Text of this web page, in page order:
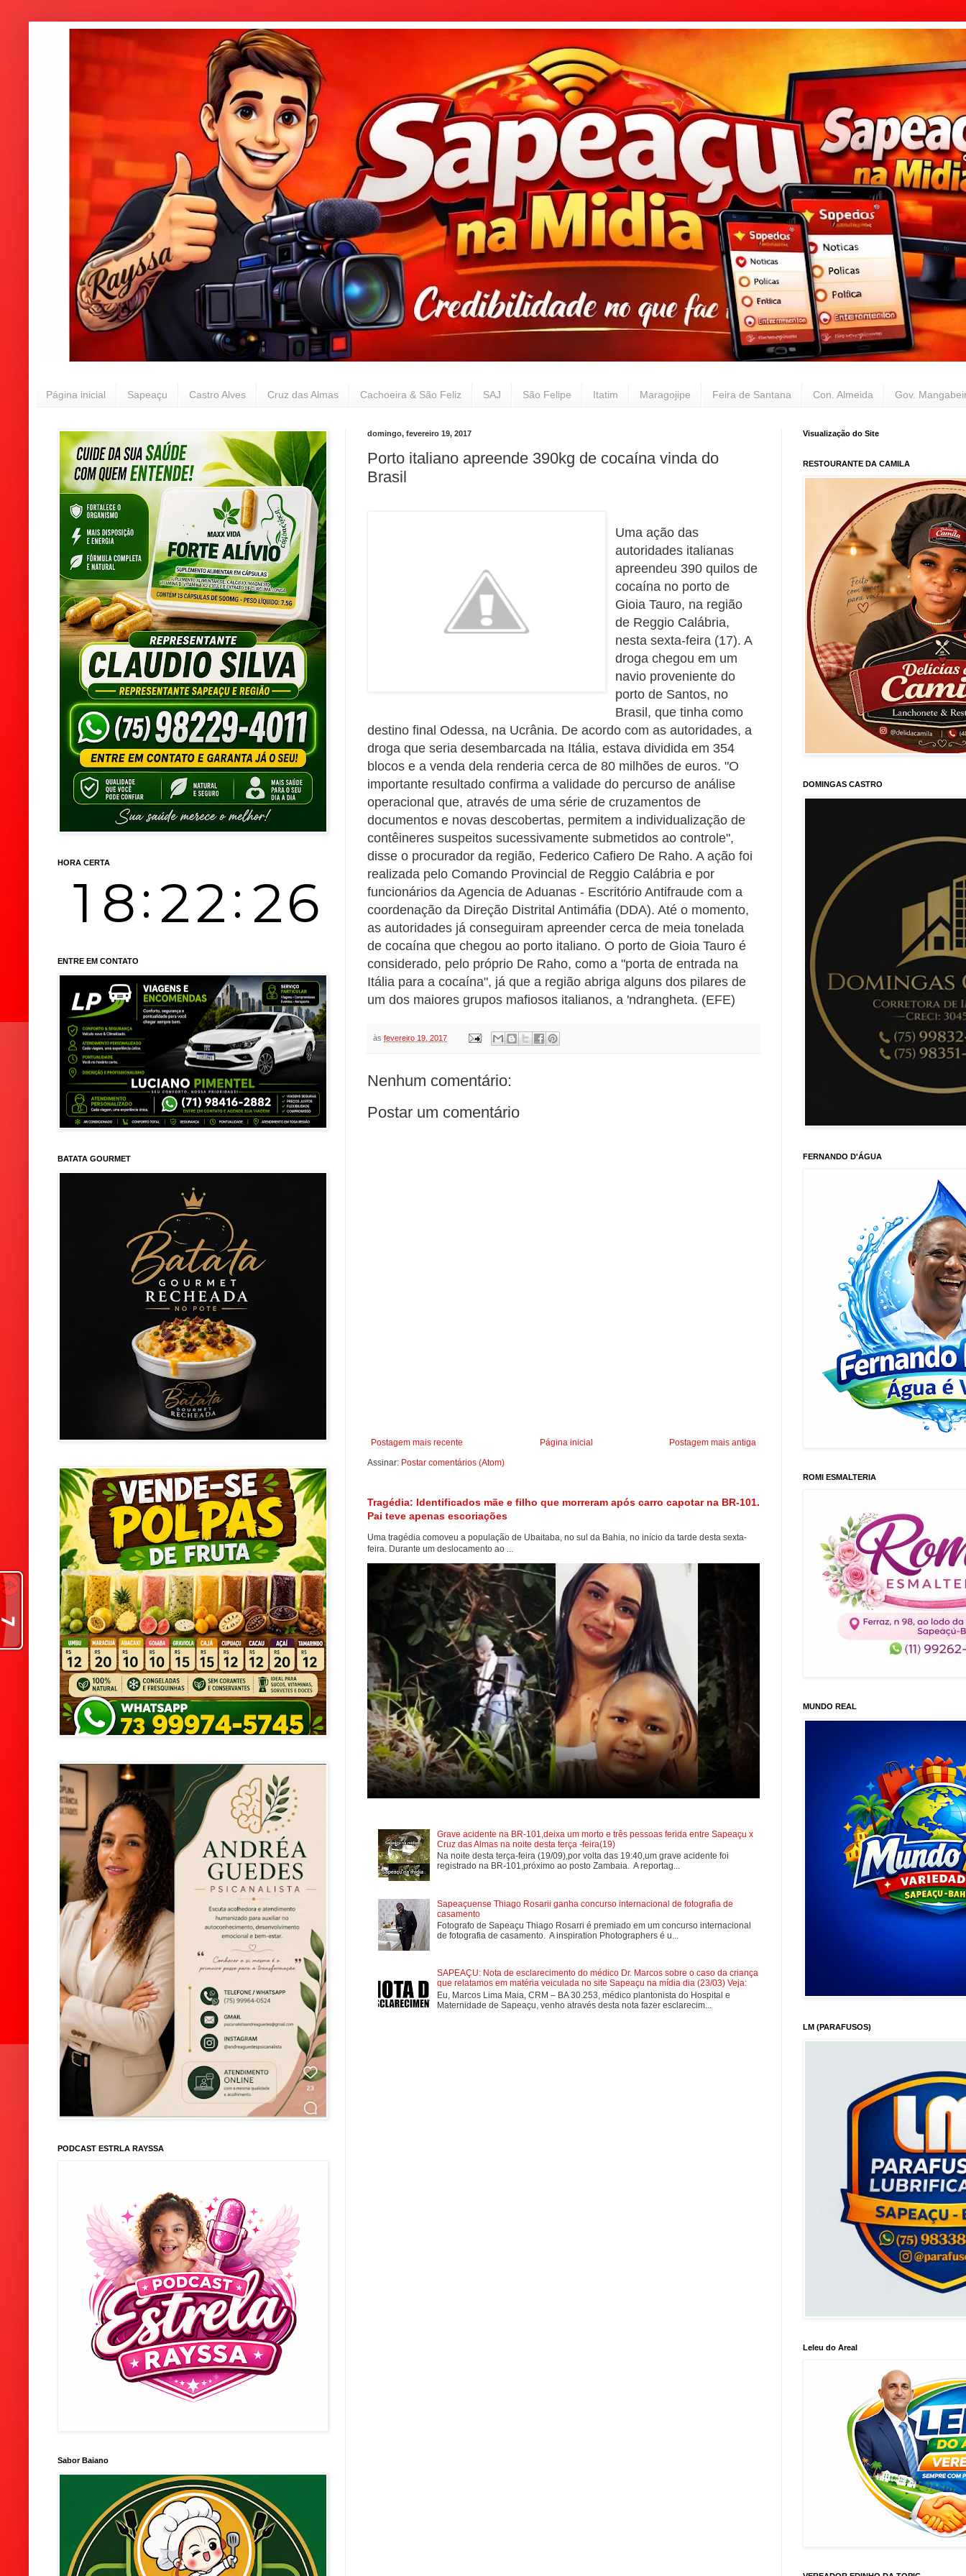
Página inicial Sapeaçu Castro Alves Cruz das Almas Cachoeira & São Feliz SAJ São Felipe Itatim Maragojipe Feira de Santana Con. Almeida Gov.
domingo, fevereiro 19, 2017
Porto italiano apreende 390kg de cocaína vinda do
Brasil
Uma ação das
autoridades italianas
apreendeu 390 quilos de
cocaína no porto de
Gioia Tauro, na região
de Reggio Calábria,
nesta sexta-feira (17). A
droga chegou em um
navio proveniente do
porto de Santos, no
Brasil, que tinha como
destino final Odessa, na Ucrânia. De acordo com as autoridades, a
droga que seria desembarcada na Itália, estava dividida em 354
blocos e a venda dela renderia cerca de 80 milhões de euros. "O
importante resultado confirma a validade do percurso de análise
operacional que, através de uma série de cruzamentos de
documentos e novas descobertas, permitem a individualização de
contêineres suspeitos sucessivamente submetidos ao controle",
disse o procurador da região, Federico Cafiero De Raho. A ação foi
realizada pelo Comando Provincial de Reggio Calábria e por
funcionários da Agencia de Aduanas - Escritório Antifraude com a
coordenação da Direção Distrital Antimáfia (DDA). Até o momento,
as autoridades já conseguiram apreender cerca de meia tonelada
de cocaína que chegou ao porto italiano. O porto de Gioia Tauro é
considerado, pelo próprio De Raho, como a "porta de entrada na
Itália para a cocaína", já que a região abriga alguns dos pilares de
um dos maiores grupos mafiosos italianos, a 'ndrangheta. (EFE)
às fevereiro 19, 2017
Nenhum comentário:
Postar um comentário
Postagem mais recente Postagem mais antiga
Página inicial
Assinar: Postar comentários (Atom)
Tragédia: Identificados mãe e filho que morreram após carro capotar na BR-101.
Pai teve apenas escoriações
Uma tragédia comoveu a população de Ubaitaba, no sul da Bahia, no início da tarde desta sexta-
feira. Durante um deslocamento ao ...
Grave acidente na BR-101,deixa um morto e três pessoas ferida entre Sapeaçu x
Cruz das Almas na noite desta terça -feira(19)
Na noite desta terça-feira (19/09),por volta das 19:40,um grave acidente foi
registrado na BR-101,próximo ao posto Zambaia. A reportag...
Sapeaçuense Thiago Rosarii ganha concurso internacional de fotografia de
casamento
Fotografo de Sapeaçu Thiago Rosarri é premiado em um concurso internacional
de fotografia de casamento. A inspiration Photographers é u...
SAPEAÇU: Nota de esclarecimento do médico Dr. Marcos sobre o caso da criança
que relatamos em matéria veiculada no site Sapeaçu na mídia dia (23/03) Veja:
Eu, Marcos Lima Maia, CRM – BA 30.253, médico plantonista do Hospital e
Maternidade de Sapeaçu, venho através desta nota fazer esclarecim...
HORA CERTA
ENTRE EM CONTATO
BATATA GOURMET
PODCAST ESTRLA RAYSSA
Sabor Baiano
Visualização do Site
RESTOURANTE DA CAMILA
DOMINGAS CASTRO
FERNANDO D'ÁGUA
ROMI ESMALTERIA
MUNDO REAL
LM (PARAFUSOS)
Leleu do Areal